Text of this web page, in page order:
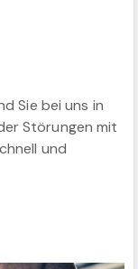
Sie bei uns in
Störungen mit
und